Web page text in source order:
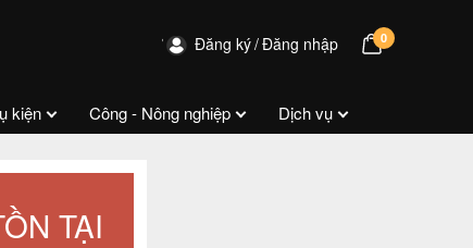
Đăng ký Đăng nhập 0
kiện Công - Nông nghiệp Dịch vụ
TẠI